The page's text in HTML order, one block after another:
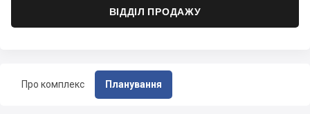
Про комплекс Планування
ВІДДІЛ ПРОДАЖУ